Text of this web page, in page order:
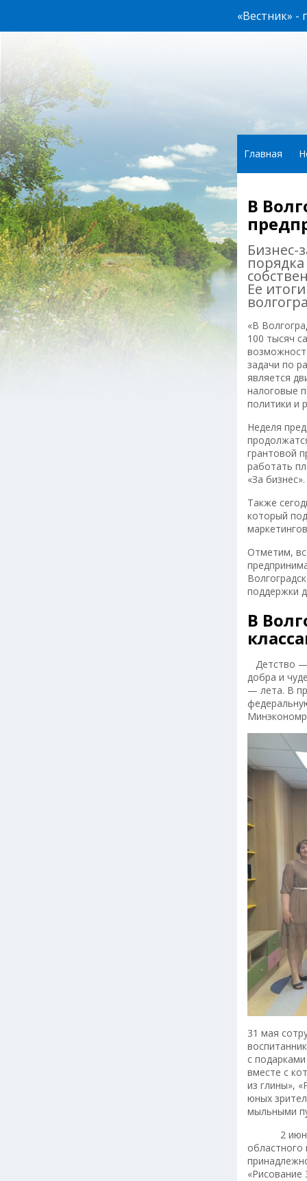
«Вестник» -
Главная
В
Бизнес-
Ее
«В
100 тысяч
задачи по
является
налоговые
политики и
Неделя
грантовой
работать
«За бизнес».
Также
который
Отметим,
поддержки
В
Детство —
добра и
— лета. В
31 мая
с
вместе с
из глины»,
юных
мыльными
2 июня
областного
«Рисование